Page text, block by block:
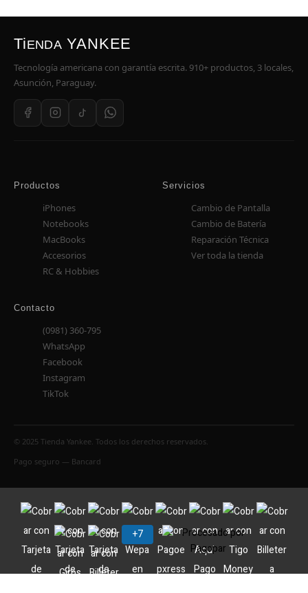
TiENDA YANKEE
Tecnología americana con garantía escrita. 910+ productos, 3 locales,
Asunción, Paraguay.
Productos
iPhones
Notebooks
MacBooks
Accesorios
RC & Hobbies
Servicios
Cambio de Pantalla
Cambio de Batería
Reparación Técnica
Ver toda la tienda
Contacto
(0981) 360-795
WhatsApp
Facebook
Instagram
TikTok
© 2025 Tienda Yankee. Todos los derechos reservados.
Pago seguro — Bancard